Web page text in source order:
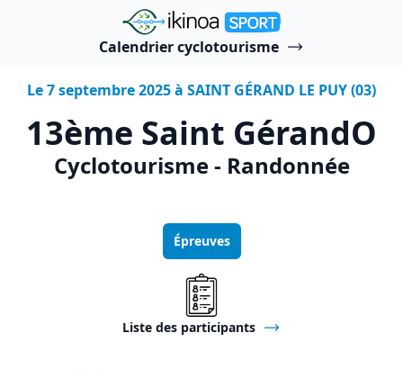
"Ikinoa Sport"
Calendrier cyclotourisme
Le 7 septembre 2025 à SAINT GÉRAND LE PUY (03)
13ème Saint GérandO
Cyclotourisme - Randonnée
Épreuves
Liste des participants